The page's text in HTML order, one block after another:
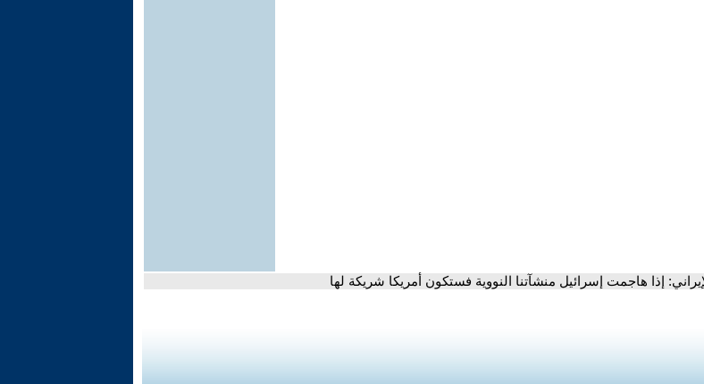
إذا هاجمت إسرائيل منشآتنا النووية فستكون أمريكا شريكة لها